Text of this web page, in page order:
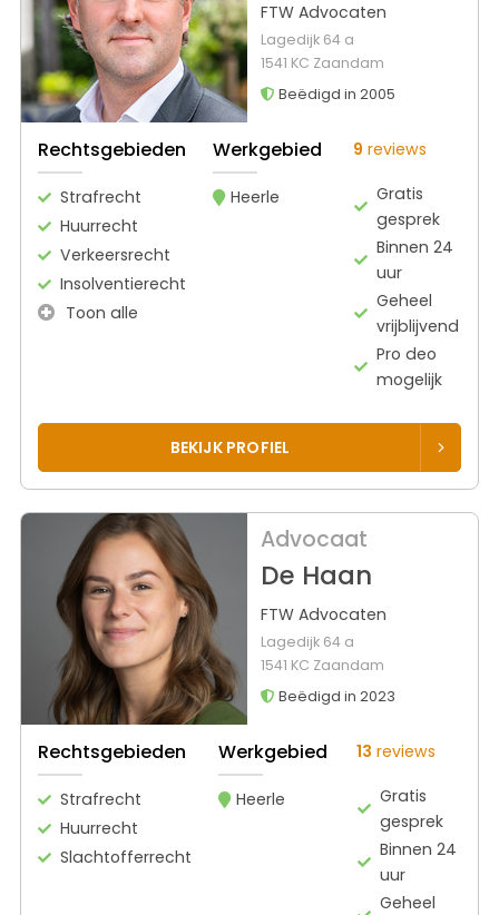
FTW Advocaten
Lagedijk 64 a
1541 KC Zaandam
Beëdigd in 2005
Rechtsgebieden
Strafrecht
Huurrecht
Verkeersrecht
Insolventierecht
Toon alle
Werkgebied
Heerle
9 reviews
Gratis
gesprek
Binnen 24
uur
Geheel
vrijblijvend
Pro deo
mogelijk
BEKIJK PROFIEL
Advocaat
De Haan
FTW Advocaten
Lagedijk 64 a
1541 KC Zaandam
Beëdigd in 2023
Rechtsgebieden
Strafrecht
Huurrecht
Slachtofferrecht
Werkgebied
Heerle
13 reviews
Gratis
gesprek
Binnen 24
uur
Geheel